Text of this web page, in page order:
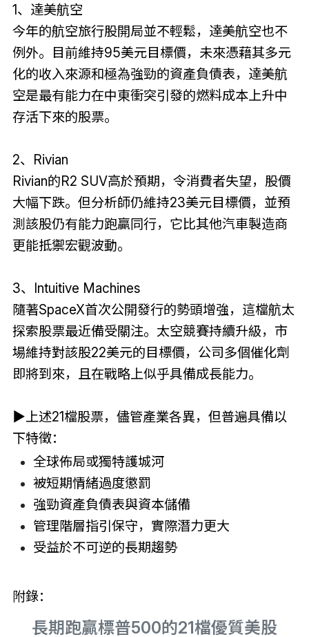
1、達美航空
今年的航空旅行股開局並不輕鬆，達美航空也不
例外。目前維持95美元目標價，未來憑藉其多元
化的收入來源和極為強勁的資產負債表，達美航
空是最有能力在中東衝突引發的燃料成本上升中
存活下來的股票。
2、Rivian
Rivian的R2 SUV高於預期，令消費者失望，股價
大幅下跌。但分析師仍維持23美元目標價，並預
測該股仍有能力跑贏同行，它比其他汽車製造商
更能抵禦宏觀波動。
3、Intuitive Machines
隨著SpaceX首次公開發行的勢頭增強，這檔航太
探索股票最近備受關注。太空競賽持續升級，市
場維持對該股22美元的目標價，公司多個催化劑
即將到來，且在戰略上似乎具備成長能力。
▶上述21檔股票，儘管產業各異，但普遍具備以
下特徵：
全球佈局或獨特護城河
被短期情緒過度懲罰
強勁資產負債表與資本儲備
管理階層指引保守，實際潛力更大
受益於不可逆的長期趨勢
附錄：
長期跑贏標普500的21檔優質美股